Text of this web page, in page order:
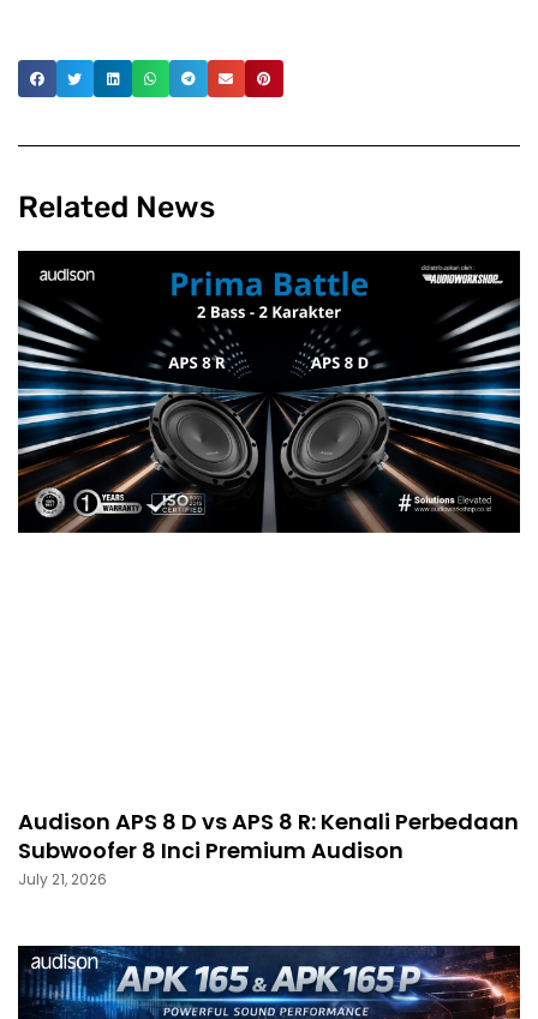
Related News
Audison APS 8 D vs APS 8 R: Kenali Perbedaan
Subwoofer 8 Inci Premium Audison
July 21, 2026